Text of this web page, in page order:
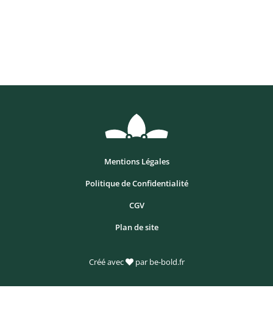
Créé avec par be-bold.fr
Mentions Légales
Politique de Confidentialité
CGV
Plan de site